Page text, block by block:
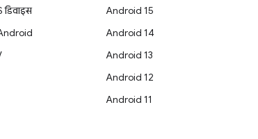
Android 15
Android 14
Android 13
Android 12
Android 11